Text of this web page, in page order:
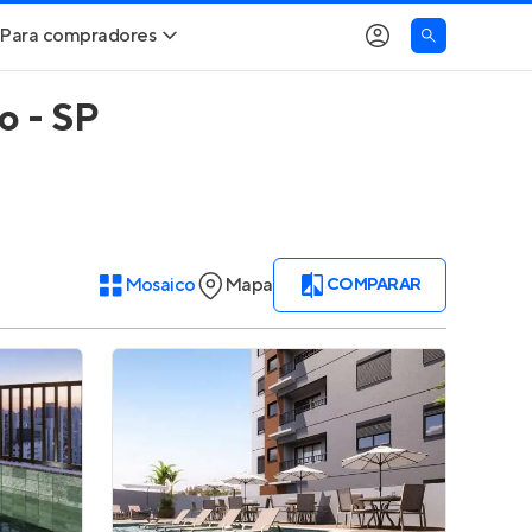
Entrar no Apto
Para compradores
Buscar um imóvel novo
Correção do INCC
Simulador de Financiamento
Encontre um corretor
Entrar no Apto
- SP
Mosaico Mapa COMPARAR